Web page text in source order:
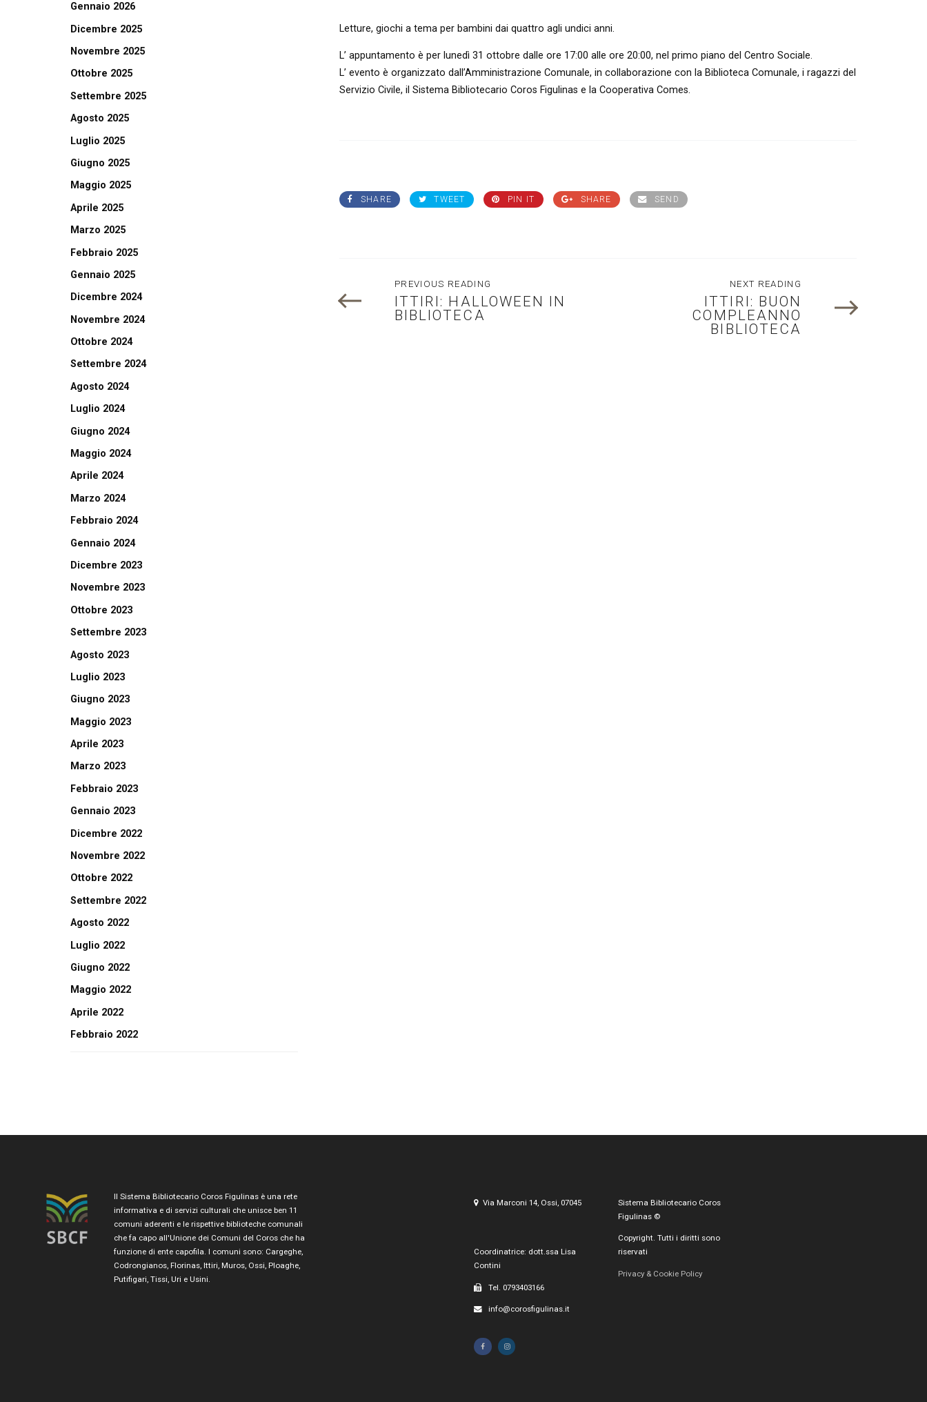
Letture, giochi a tema per bambini dai quattro agli undici anni.
L’ appuntamento è per lunedì 31 ottobre dalle ore 17:00 alle ore 20:00, nel primo piano del Centro Sociale.
L’ evento è organizzato dall’Amministrazione Comunale, in collaborazione con la Biblioteca Comunale, i ragazzi del
Servizio Civile, il Sistema Bibliotecario Coros Figulinas e la Cooperativa Comes.
SHARE TWEET PIN IT SHARE SEND
PREVIOUS READING
ITTIRI: HALLOWEEN IN
BIBLIOTECA
NEXT READING
ITTIRI: BUON
COMPLEANNO
BIBLIOTECA
Gennaio 2026
Dicembre 2025
Novembre 2025
Ottobre 2025
Settembre 2025
Agosto 2025
Luglio 2025
Giugno 2025
Maggio 2025
Aprile 2025
Marzo 2025
Febbraio 2025
Gennaio 2025
Dicembre 2024
Novembre 2024
Ottobre 2024
Settembre 2024
Agosto 2024
Luglio 2024
Giugno 2024
Maggio 2024
Aprile 2024
Marzo 2024
Febbraio 2024
Gennaio 2024
Dicembre 2023
Novembre 2023
Ottobre 2023
Settembre 2023
Agosto 2023
Luglio 2023
Giugno 2023
Maggio 2023
Aprile 2023
Marzo 2023
Febbraio 2023
Gennaio 2023
Dicembre 2022
Novembre 2022
Ottobre 2022
Settembre 2022
Agosto 2022
Luglio 2022
Giugno 2022
Maggio 2022
Aprile 2022
Febbraio 2022
Il Sistema Bibliotecario Coros Figulinas è una rete
informativa e di servizi culturali che unisce ben 11
comuni aderenti e le rispettive biblioteche comunali
che fa capo all'Unione dei Comuni del Coros che ha
funzione di ente capofila. I comuni sono: Cargeghe,
Codrongianos, Florinas, Ittiri, Muros, Ossi, Ploaghe,
Putifigari, Tissi, Uri e Usini.
Via Marconi 14, Ossi, 07045
Coordinatrice: dott.ssa Lisa
Contini
Tel. 0793403166
info@corosfigulinas.it
Sistema Bibliotecario Coros
Figulinas ©
Copyright. Tutti i diritti sono
riservati
Privacy & Cookie Policy